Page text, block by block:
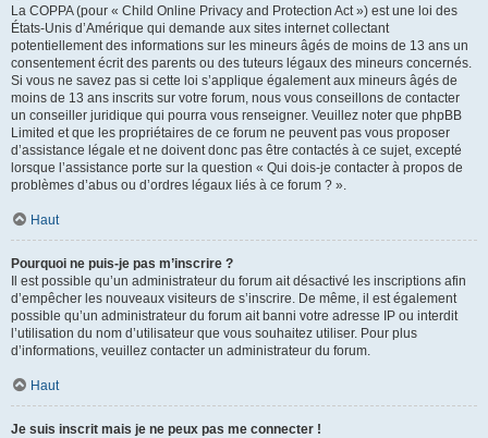
La COPPA (pour « Child Online Privacy and Protection Act ») est une loi des
États-Unis d’Amérique qui demande aux sites internet collectant
potentiellement des informations sur les mineurs âgés de moins de 13 ans un
consentement écrit des parents ou des tuteurs légaux des mineurs concernés.
Si vous ne savez pas si cette loi s’applique également aux mineurs âgés de
moins de 13 ans inscrits sur votre forum, nous vous conseillons de contacter
un conseiller juridique qui pourra vous renseigner. Veuillez noter que phpBB
Limited et que les propriétaires de ce forum ne peuvent pas vous proposer
d’assistance légale et ne doivent donc pas être contactés à ce sujet, excepté
lorsque l’assistance porte sur la question « Qui dois-je contacter à propos de
problèmes d’abus ou d’ordres légaux liés à ce forum ? ».
Haut
Pourquoi ne puis-je pas m’inscrire ?
Il est possible qu’un administrateur du forum ait désactivé les inscriptions afin
d’empêcher les nouveaux visiteurs de s’inscrire. De même, il est également
possible qu’un administrateur du forum ait banni votre adresse IP ou interdit
l’utilisation du nom d’utilisateur que vous souhaitez utiliser. Pour plus
d’informations, veuillez contacter un administrateur du forum.
Haut
Je suis inscrit mais je ne peux pas me connecter !